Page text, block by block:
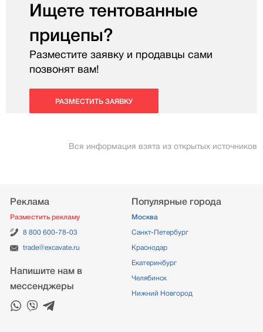
Ищете тентованные
прицепы?
Разместите заявку и продавцы сами
позвонят вам!
РАЗМЕСТИТЬ ЗАЯВКУ
Вся информация взята из открытых источников
Реклама
Разместить рекламу
8 800 600-78-03
trade@excavate.ru
Напишите нам в
мессенджеры
Популярные города
Москва
Санкт-Петербург
Краснодар
Екатеринбург
Челябинск
Нижний Новгород